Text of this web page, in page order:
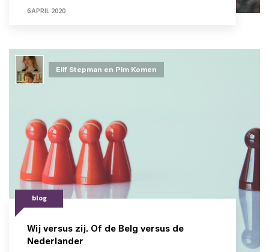
6 APRIL 2020
blog
Wij versus zij. Of de Belg versus de
Nederlander
Elif Stepman en Pim Komen